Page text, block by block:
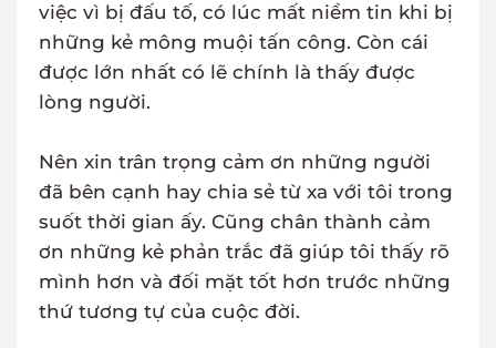
việc vì bị đấu tố, có lúc mất niềm tin khi bị
những kẻ mông muội tấn công. Còn cái
được lớn nhất có lẽ chính là thấy được
lòng người.
Nên xin trân trọng cảm ơn những người
đã bên cạnh hay chia sẻ từ xa với tôi trong
suốt thời gian ấy. Cũng chân thành cảm
ơn những kẻ phản trắc đã giúp tôi thấy rõ
mình hơn và đối mặt tốt hơn trước những
thứ tương tự của cuộc đời.